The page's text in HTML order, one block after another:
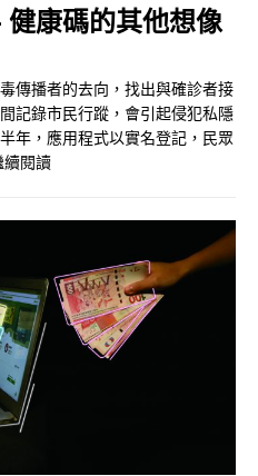
康碼的其他想像
傳播者的去向，找出與確診者接
記錄市民行蹤，會引起侵犯私隱
年，應用程式以實名登記，民眾
續閱讀